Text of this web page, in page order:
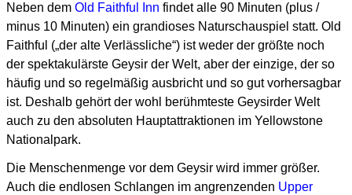
Neben dem Old Faithful Inn findet alle 90 Minuten (plus /
minus 10 Minuten) ein grandioses Naturschauspiel statt. Old
Faithful („der alte Verlässliche“) ist weder der größte noch
der spektakulärste Geysir der Welt, aber der einzige, der so
häufig und so regelmäßig ausbricht und so gut vorhersagbar
ist. Deshalb gehört der wohl berühmteste Geysirder Welt
auch zu den absoluten Hauptattraktionen im Yellowstone
Nationalpark.
Die Menschenmenge vor dem Geysir wird immer größer.
Auch die endlosen Schlangen im angrenzenden Upper